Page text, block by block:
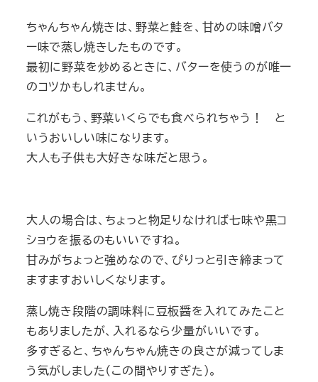
ちゃんちゃん焼きは、野菜と鮭を、甘めの味噌バタ
ー味で蒸し焼きしたものです。
最初に野菜を炒めるときに、バターを使うのが唯一
のコツかもしれません。
これがもう、野菜いくらでも食べられちゃう！ と
いうおいしい味になります。
大人も子供も大好きな味だと思う。
大人の場合は、ちょっと物足りなければ七味や黒コ
ショウを振るのもいいですね。
甘みがちょっと強めなので、ぴりっと引き締まって
ますますおいしくなります。
蒸し焼き段階の調味料に豆板醤を入れてみたこと
もありましたが、入れるなら少量がいいです。
多すぎると、ちゃんちゃん焼きの良さが減ってしま
う気がしました（この間やりすぎた）。